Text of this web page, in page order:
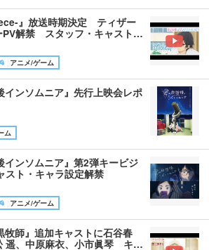
』放送時期決定 ティザー
PV解禁 スタッフ・キャスト…
アニメ/ゲーム
インソムニア』先行上映会レポ
ム
インソムニア』第2弾キービジ
スト・キャラ設定解禁
アニメ/ゲーム
牧師』追加キャストに石谷春
遥、中原麻衣、小市眞琴 キ…